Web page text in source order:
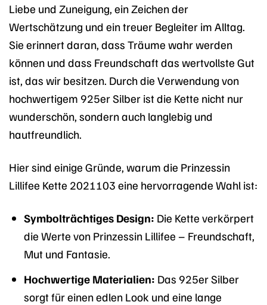
Liebe und Zuneigung, ein Zeichen der
Wertschätzung und ein treuer Begleiter im Alltag.
Sie erinnert daran, dass Träume wahr werden
können und dass Freundschaft das wertvollste Gut
ist, das wir besitzen. Durch die Verwendung von
hochwertigem 925er Silber ist die Kette nicht nur
wunderschön, sondern auch langlebig und
hautfreundlich.
Hier sind einige Gründe, warum die Prinzessin
Lillifee Kette 2021103 eine hervorragende Wahl ist:
Symbolträchtiges Design: Die Kette verkörpert
die Werte von Prinzessin Lillifee – Freundschaft,
Mut und Fantasie.
Hochwertige Materialien: Das 925er Silber
sorgt für einen edlen Look und eine lange